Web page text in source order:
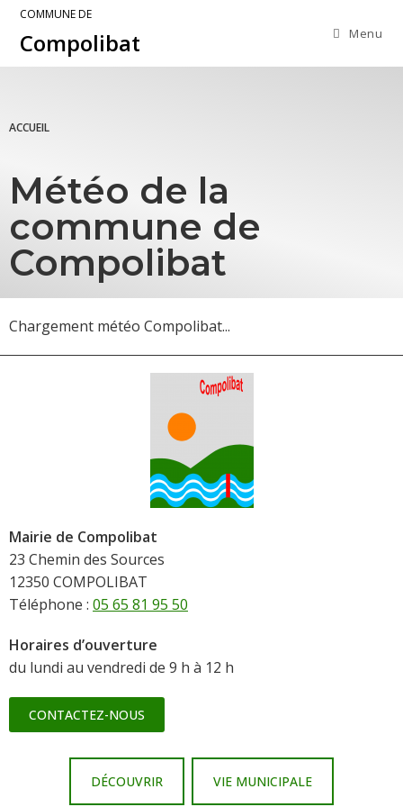
COMMUNE DE
Compolibat Menu
ACCUEIL
Météo de la
commune de
Compolibat
Chargement météo Compolibat...
Mairie de Compolibat
23 Chemin des Sources
12350 COMPOLIBAT
Téléphone : 05 65 81 95 50
Horaires d’ouverture
du lundi au vendredi de 9 h à 12 h
CONTACTEZ-NOUS
DÉCOUVRIR VIE MUNICIPALE